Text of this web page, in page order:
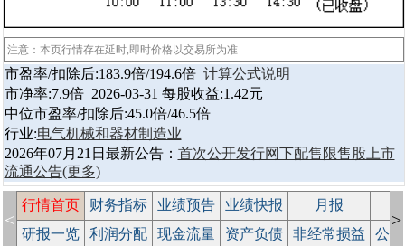
注意：本页行情存在延时,即时价格以交易所为准
市盈率/扣除后:183.9倍/194.6倍 计算公式说明
市净率:7.9倍 2026-03-31 每股收益:1.42元
中位市盈率/扣除后:45.0倍/46.5倍
行业:电气机械和器材制造业
2026年07月21日最新公告： 首次公开发行网下配售限售股上市
流通公告(更多)
<
行情首页 财务指标 业绩预告 业绩快报 月报
研报一览
利润分配 现金流量 资产负债 非经常损益 公
>